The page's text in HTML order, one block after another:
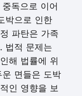
독으로 이어
박으로 인한
파탄은 가족
법적 문제는
해 법률에 위
면들은 도박
인 영향을 보